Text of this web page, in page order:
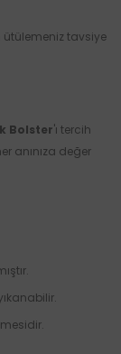
ütülemeniz tavsiye
Bolster'ı tercih
anınıza değer